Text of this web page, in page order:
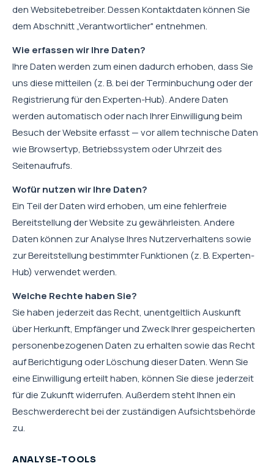
den Websitebetreiber. Dessen Kontaktdaten können Sie
dem Abschnitt „Verantwortlicher" entnehmen.
Wie erfassen wir Ihre Daten?
Ihre Daten werden zum einen dadurch erhoben, dass Sie
uns diese mitteilen (z. B. bei der Terminbuchung oder der
Registrierung für den Experten-Hub). Andere Daten
werden automatisch oder nach Ihrer Einwilligung beim
Besuch der Website erfasst — vor allem technische Daten
wie Browsertyp, Betriebssystem oder Uhrzeit des
Seitenaufrufs.
Wofür nutzen wir Ihre Daten?
Ein Teil der Daten wird erhoben, um eine fehlerfreie
Bereitstellung der Website zu gewährleisten. Andere
Daten können zur Analyse Ihres Nutzerverhaltens sowie
zur Bereitstellung bestimmter Funktionen (z. B. Experten-
Hub) verwendet werden.
Welche Rechte haben Sie?
Sie haben jederzeit das Recht, unentgeltlich Auskunft
über Herkunft, Empfänger und Zweck Ihrer gespeicherten
personenbezogenen Daten zu erhalten sowie das Recht
auf Berichtigung oder Löschung dieser Daten. Wenn Sie
eine Einwilligung erteilt haben, können Sie diese jederzeit
für die Zukunft widerrufen. Außerdem steht Ihnen ein
Beschwerderecht bei der zuständigen Aufsichtsbehörde
zu.
ANALYSE-TOOLS